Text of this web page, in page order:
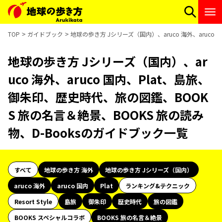
TOP ガイドブック 地球の歩き方 Jシリーズ（国内）、aruco 海外、aruco
地球の歩き方 Jシリーズ（国内）、ar
uco 海外、aruco 国内、Plat、島旅、
御朱印、歴史時代、旅の図鑑、BOOK
S 旅の名言＆絶景、BOOKS 旅の読み
物、D-Booksのガイドブック一覧
すべて 地球の歩き方 海外
地球の歩き方 Jシリーズ（国内）
aruco 海外
aruco 国内 Plat
ランキング&テクニック
Resort Style
島旅 御朱印 歴史時代
旅の図鑑
BOOKS スペシャルコラボ
BOOKS 旅の名言＆絶景